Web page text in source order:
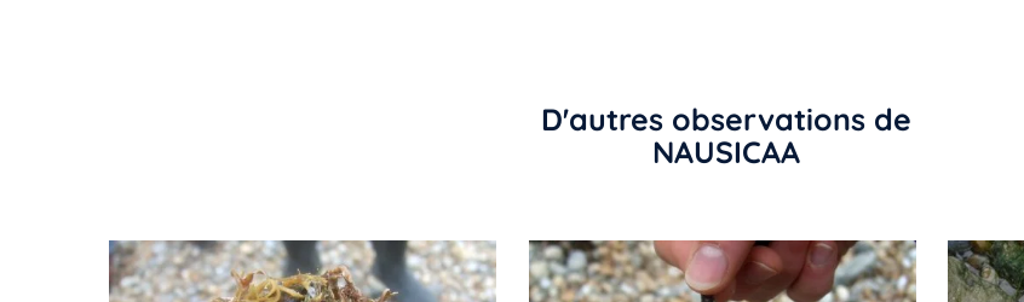
D'autres observations de
NAUSICAA